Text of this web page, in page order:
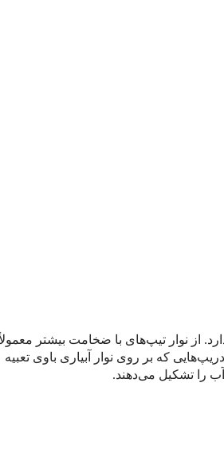
که بر روی نوار آبیاری باوی تعبیه
را تشکیل می‌دهند.